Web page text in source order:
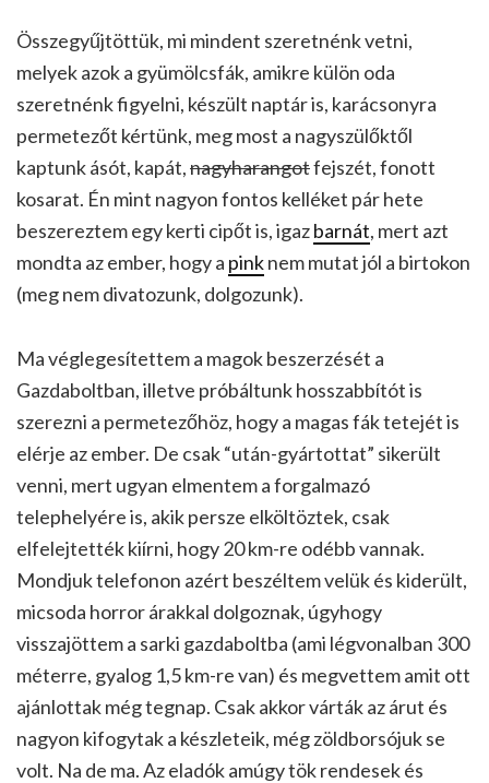
Összegyűjtöttük, mi mindent szeretnénk vetni,
melyek azok a gyümölcsfák, amikre külön oda
szeretnénk figyelni, készült naptár is, karácsonyra
permetezőt kértünk, meg most a nagyszülőktől
kaptunk ásót, kapát,nagyharangotfejszét, fonott
kosarat. Én mint nagyon fontos kelléket pár hete
beszereztem egy kerti cipőt is, igazbarnát, mert azt
mondta az ember, hogy a pinknem mutat jól a birtokon
(meg nem divatozunk, dolgozunk).
Ma véglegesítettem a magok beszerzését a
Gazdaboltban, illetve próbáltunk hosszabbítót is
szerezni a permetezőhöz, hogy a magas fák tetejét is
elérje az ember. De csak “után-gyártottat” sikerült
venni, mert ugyan elmentem a forgalmazó
telephelyére is, akik persze elköltöztek, csak
elfelejtették kiírni, hogy 20 km-re odébb vannak.
Mondjuk telefonon azért beszéltem velük és kiderült,
micsoda horror árakkal dolgoznak, úgyhogy
visszajöttem a sarki gazdaboltba (ami légvonalban 300
méterre, gyalog 1,5 km-re van) és megvettem amit ott
ajánlottak még tegnap. Csak akkor várták az árut és
nagyon kifogytak a készleteik, még zöldborsójuk se
volt. Na de ma. Az eladók amúgy tök rendesek és